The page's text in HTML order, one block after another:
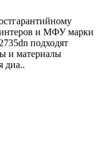
и МФУ марки
подходят
и материалы
диа..